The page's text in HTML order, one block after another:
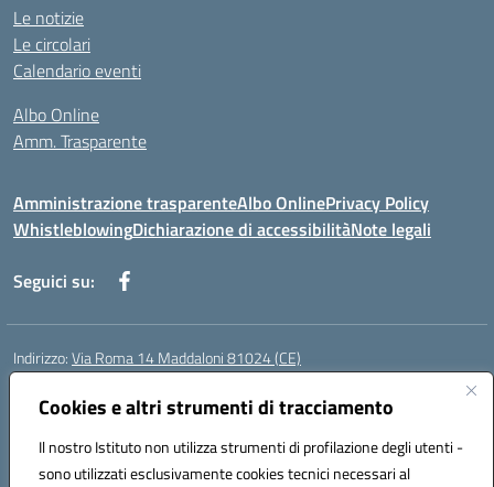
Cookies e altri strumenti di tracciamento
Il nostro Istituto non utilizza strumenti di profilazione degli utenti -
sono utilizzati esclusivamente cookies tecnici necessari al
Le notizie
Le circolari
Calendario eventi
Albo Online
Amm. Trasparente
Amministrazione trasparenteAlbo OnlinePrivacy Policy
WhistleblowingDichiarazione di accessibilitàNote legali
Seguici su:
Indirizzo:Via Roma 14 Maddaloni 81024 (CE)
Centralino:
Posta elettronica certificata (PEC):ceic8an00r@pec.istruzione.it
Codice fiscale: 80006190617
Codice meccanografico:CEIC8AN00R